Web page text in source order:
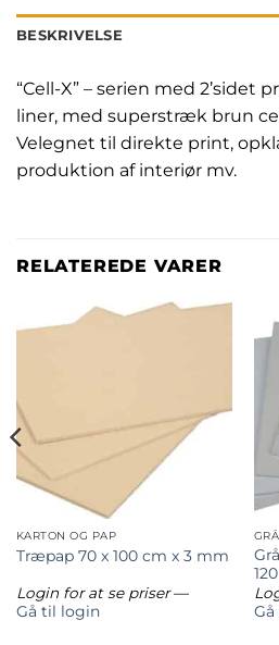
BESKRIVELSE
“Cell-X” – serien med 2’sidet
liner, med superstræk brun
Velegnet til direkte print,
produktion af interiør mv.
RELATEREDE VARER
KARTON OG PAP
Træpap 70 x 100 cm x 3 mm
Login for at se priser—
Gå til login